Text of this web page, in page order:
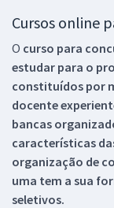
Cursos online
O curso para
estudar para o
constituídos por
docente
bancas
características
organização de
uma tem a sua
seletivos.